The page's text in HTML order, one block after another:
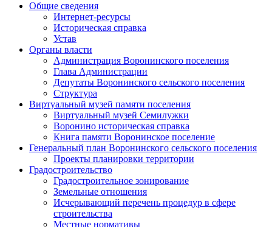
Общие сведения
Интернет-ресурсы
Историческая справка
Устав
Органы власти
Администрация Воронинского поселения
Глава Администрации
Депутаты Воронинского сельского поселения
Структура
Виртуальный музей памяти поселения
Виртуальный музей Семилужки
Воронино историческая справка
Книга памяти Воронинское поселение
Генеральный план Воронинского сельского поселения
Проекты планировки территории
Градостроительство
Градостроительное зонирование
Земельные отношения
Исчерывающий перечень процедур в сфере
строительства
Местные нормативы